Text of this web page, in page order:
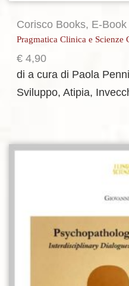
Corisco Books, E-Book
Pragmatica Clinica e
€ 4,90
di a cura di Paola
Sviluppo, Atipia,